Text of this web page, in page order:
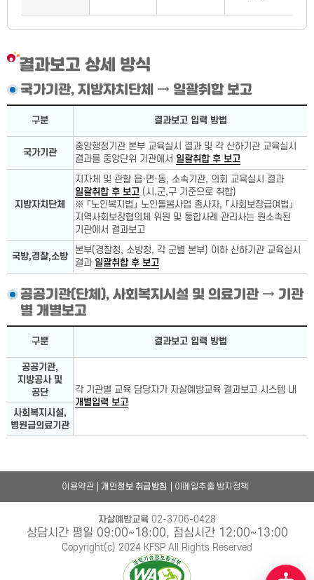
결과보고 상세 방식
국가기관, 지방자치단체 → 일괄취합 보고
구분 결과보고 입력 방법
국가기관
중앙행정기관 본부 교육실시 결과 및 각 산하기관 교육실시
결과를 중앙단위 기관에서 일괄취합 후 보고
지방자치단체
지자체 및 관할 읍·면·동, 소속기관, 의회 교육실시 결과
일괄취합 후 보고 (시,군,구 기준으로 취합)
※ 「노인복지법」 노인돌봄사업 종사자, 「사회보장급여법」
지역사회보장협의체 위원 및 통합사례 관리사는 원소속된
기관에서 결과보고
국방,경찰,소방
본부(경찰청, 소방청, 각 군별 본부) 이하 산하기관 교육실시
결과 일괄취합 후 보고
공공기관(단체), 사회복지시설 및 의료기관 → 기관
별 개별보고
구분 결과보고 입력 방법
공공기관,
지방공사 및
공단
각 기관별 교육 담당자가 자살예방교육 결과보고 시스템 내
개별입력 보고
사회복지시설,
병원급의료기관
챗
이용약관 개인정보 취급방침 이메일추출 방지정책
자살예방교육 02-3706-0428
상담시간 평일 09:00~18:00, 점심시간 12:00~13:00
Copyright(c) 2024 KFSP All Rights Reserved